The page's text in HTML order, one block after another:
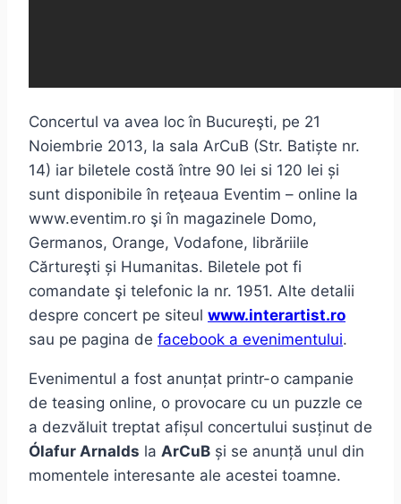
Concertul va avea loc în Bucureşti, pe 21
Noiembrie 2013, la sala ArCuB (Str. Batiște nr.
14) iar biletele costă între 90 lei si 120 lei și
sunt disponibile în reţeaua Eventim – online la
www.eventim.ro şi în magazinele Domo,
Germanos, Orange, Vodafone, librăriile
Cărtureşti și Humanitas. Biletele pot fi
comandate şi telefonic la nr. 1951. Alte detalii
despre concert pe siteul www.interartist.ro
sau pe pagina de facebook a evenimentului.
Evenimentul a fost anunțat printr-o campanie
de teasing online, o provocare cu un puzzle ce
a dezvăluit treptat afișul concertului susținut de
Ólafur Arnalds la ArCuB și se anunță unul din
momentele interesante ale acestei toamne.